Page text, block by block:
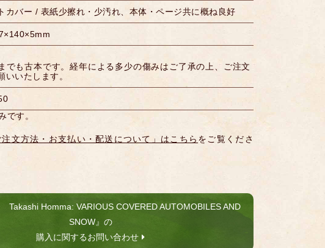
カバー / 表紙少擦れ・少汚れ、本体・ページ共に概ね良好
でも古本です。経年による多少の傷みはご了承の上、ご注文
いいたします。
です。
文方法・お支払い・配送について」はこちら をご覧くださ
Takashi Homma: VARIOUS COVERED AUTOMOBILES AND
SNOW』の
購入に関するお問い合わせ